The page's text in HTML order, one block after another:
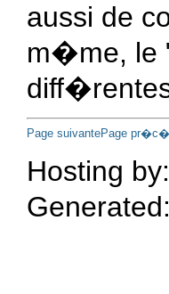
aussi de
m�me, le
Page suivantePage
Hosting by: